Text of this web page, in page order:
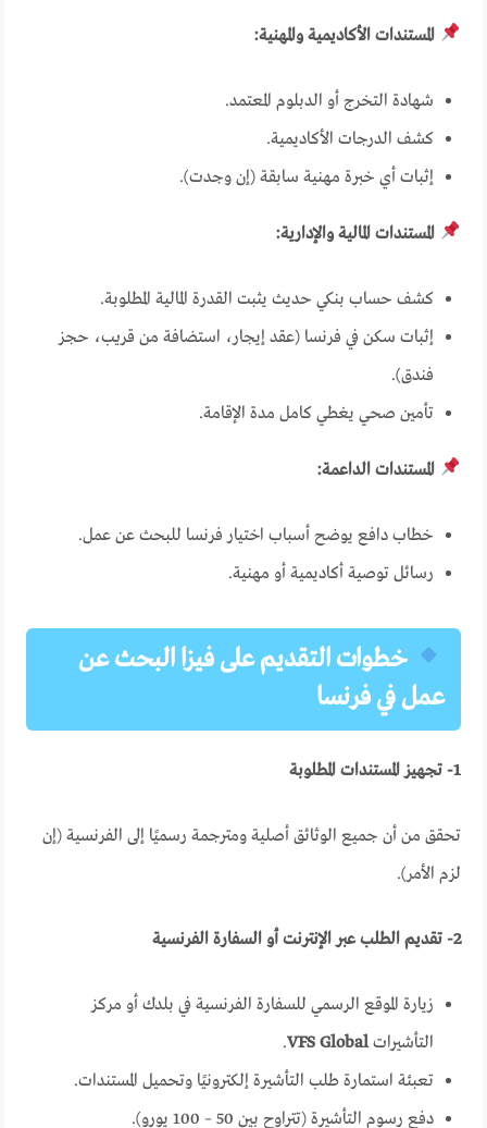
المستندات الأكاديمية والمهنية:
شهادة التخرج أو الدبلوم المعتمد.
كشف الدرجات الأكاديمية.
إثبات أي خبرة مهنية سابقة (إن وجدت).
المستندات المالية والإدارية:
كشف حساب بنكي حديث يثبت القدرة المالية المطلوبة.
إثبات سكن في فرنسا (عقد إيجار، استضافة من قريب، حجز
فندق).
تأمين صحي يغطي كامل مدة الإقامة.
المستندات الداعمة:
خطاب دافع يوضح أسباب اختيار فرنسا للبحث عن عمل.
رسائل توصية أكاديمية أو مهنية.
خطوات التقديم على فيزا البحث عن
عمل في فرنسا
1- تجهيز المستندات المطلوبة
تحقق من أن جميع الوثائق أصلية ومترجمة رسميًا إلى الفرنسية (إن
لزم الأمر).
2- تقديم الطلب عبر الإنترنت أو السفارة الفرنسية
زيارة الموقع الرسمي للسفارة الفرنسية في بلدك أو مركز
التأشيراتVFS Global
.
تعبئة استمارة طلب التأشيرة إلكترونيًا وتحميل المستندات.
دفع رسوم التأشيرة (تتراوح بين 50 – 100 يورو).